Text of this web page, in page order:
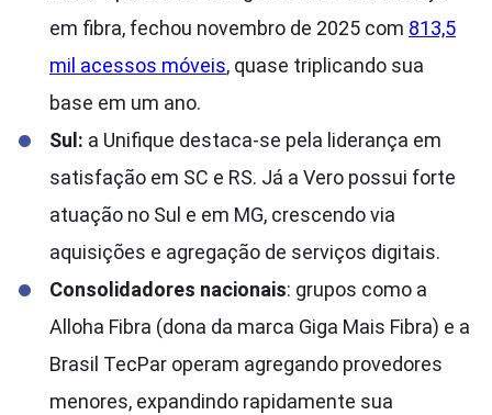
em fibra, fechou novembro de 2025 com 813,5
mil acessos móveis, quase triplicando sua
base em um ano.
Sul: a Unifique destaca-se pela liderança em
satisfação em SC e RS. Já a Vero possui forte
atuação no Sul e em MG, crescendo via
aquisições e agregação de serviços digitais.
Consolidadores nacionais: grupos como a
Alloha Fibra (dona da marca Giga Mais Fibra) e a
Brasil TecPar operam agregando provedores
menores, expandindo rapidamente sua